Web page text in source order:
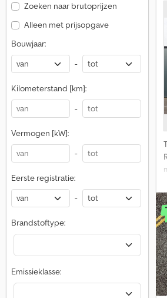
Zoeken naar brutoprijzen
Alleen met prijsopgave
Bouwjaar:
-
Kilometerstand [km]:
-
Vermogen [kW]:
-
Eerste registratie:
-
Brandstoftype:
Emissieklasse: